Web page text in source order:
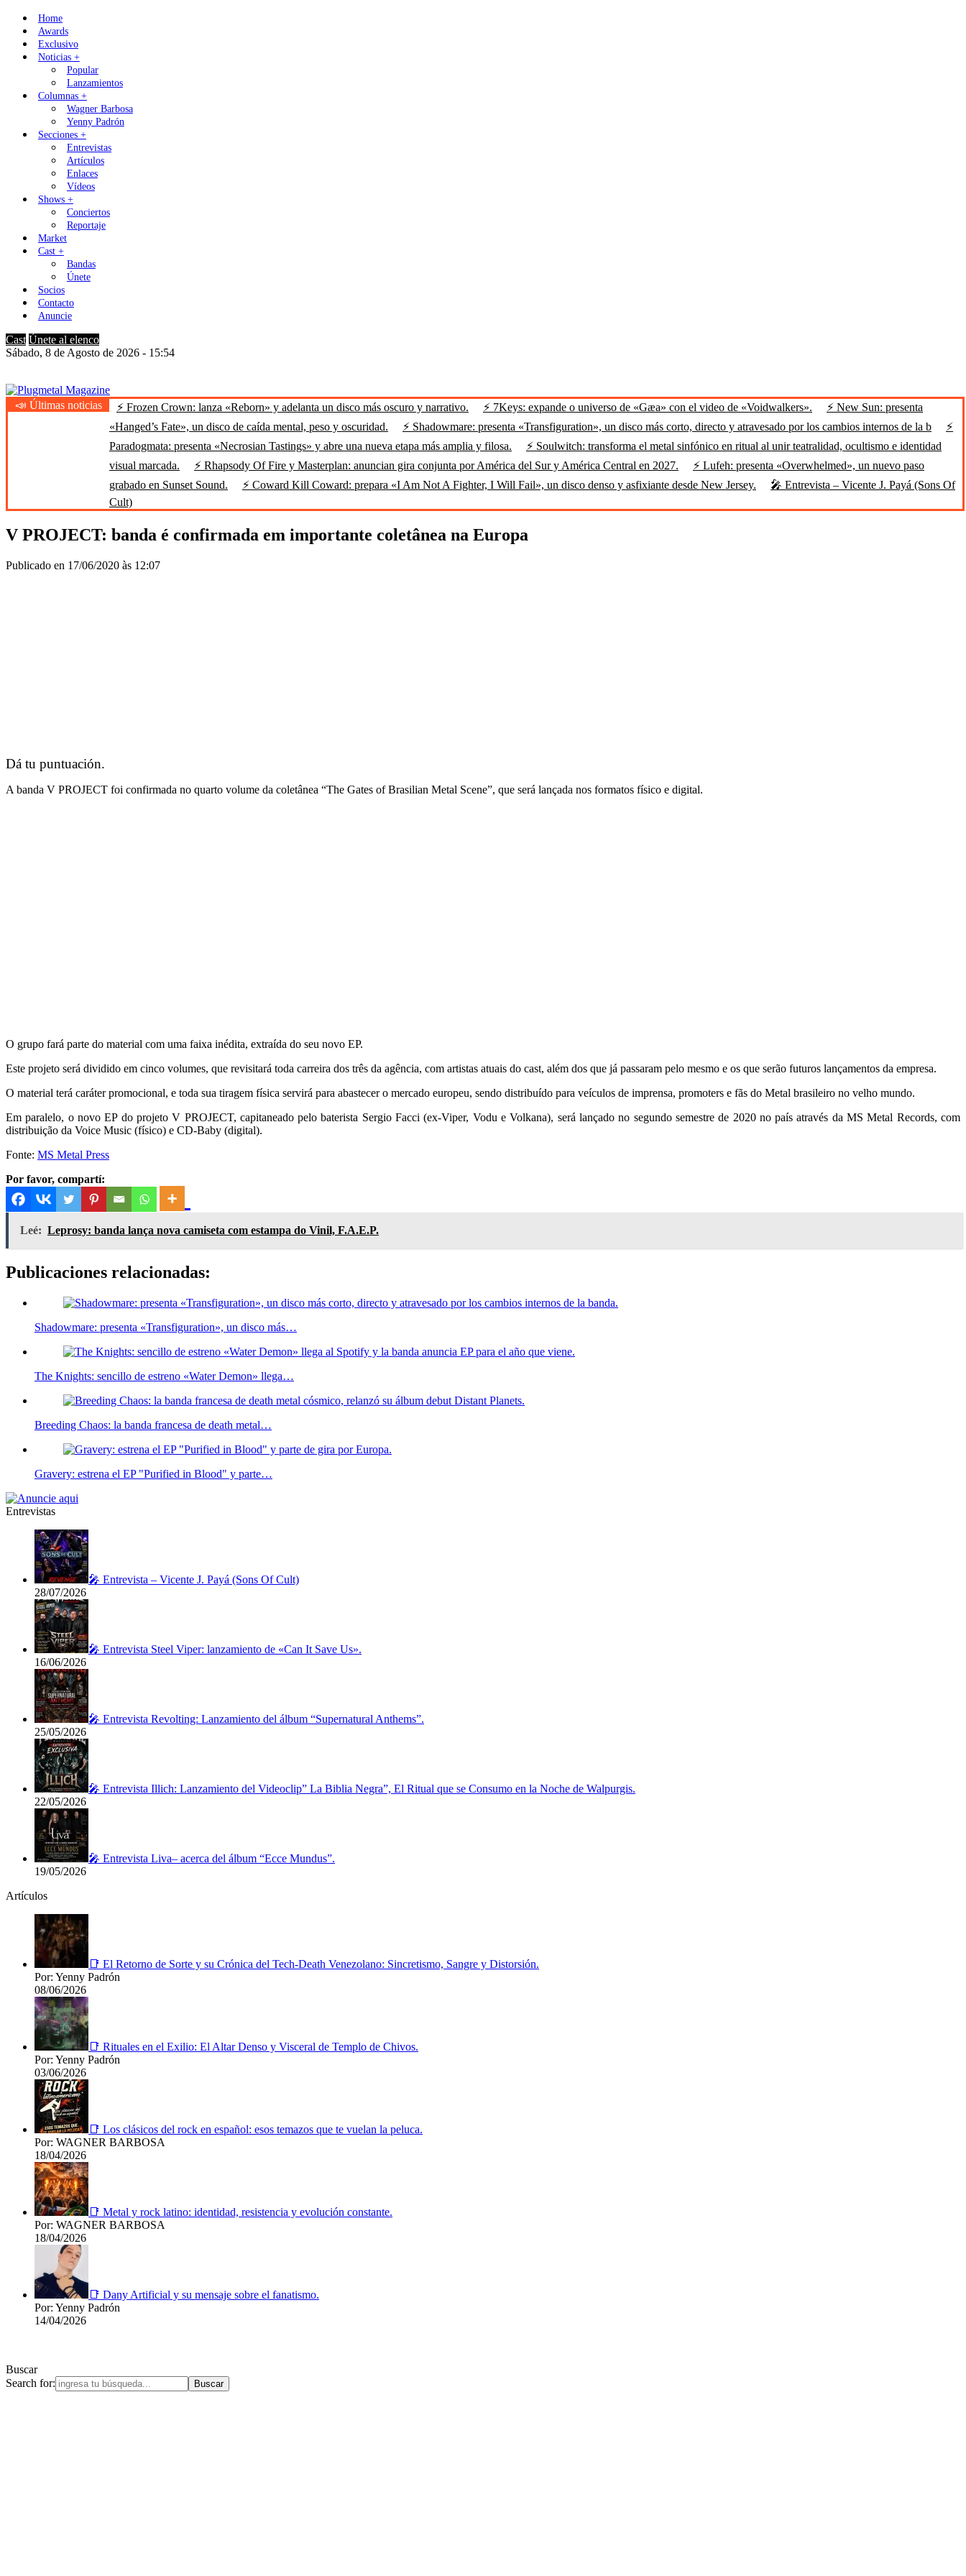
Skip
content
Home
Awards
Exclusivo
Noticias +
Popular
Lanzamientos
Columnas +
Wagner Barbosa
Yenny Padrón
Secciones +
Entrevistas
Artículos
Enlaces
Vídeos
Shows +
Conciertos
Reportaje
Market
Cast +
Bandas
Únete
Socios
Contacto
Anuncie
Cast Únete al elenco
Sábado, 8 de Agosto de 2026 - 15:54
Plugmetal Magazine
Heavy Metal is Life
📣 Últimas noticias ⚡ Frozen Crown: lanza «Reborn» y adelanta un disco más oscuro y narrativo. ⚡ 7Keys: expande o universo de «Gæa» con el video de «Voidwalkers».
⚡ New Sun: presenta
«Hanged’s Fate», un disco de caída mental, peso y oscuridad.
⚡ Shadowmare: presenta «Transfiguration», un disco más corto, directo y atravesado por los cambios internos de la b
⚡
Paradogmata: presenta «Necrosian Tastings» y abre una nueva etapa más amplia y filosa.
⚡ Soulwitch: transforma el metal sinfónico en ritual al unir teatralidad, ocultismo e identidad
visual marcada.
⚡ Rhapsody Of Fire y Masterplan: anuncian gira conjunta por América del Sur y América Central en 2027.
⚡ Lufeh: presenta «Overwhelmed», un nuevo paso
grabado en Sunset Sound.
⚡ Coward Kill Coward: prepara «I Am Not A Fighter, I Will Fail», un disco denso y asfixiante desde New Jersey.
🎤 Entrevista – Vicente J. Payá (Sons Of
Cult)
V PROJECT: banda é confirmada em importante coletânea na Europa
Publicado en 17/06/2020 às 12:07
Dá tu puntuación.
A banda V PROJECT foi confirmada no quarto volume da coletânea “The Gates of Brasilian Metal Scene”, que será lançada nos formatos físico e digital.
O grupo fará parte do material com uma faixa inédita, extraída do seu novo EP.
Este projeto será dividido em cinco volumes, que revisitará toda carreira dos três da agência, com artistas atuais do cast, além dos que já passaram pelo mesmo e os que serão futuros lançamentos da empresa.
O material terá caráter promocional, e toda sua tiragem física servirá para abastecer o mercado europeu, sendo distribuído para veículos de imprensa, promoters e fãs do Metal brasileiro no velho mundo.
Em paralelo, o novo EP do projeto V PROJECT, capitaneado pelo baterista Sergio Facci (ex-Viper, Vodu e Volkana), será lançado no segundo semestre de 2020 no país através da MS Metal Records, com
distribuição da Voice Music (físico) e CD-Baby (digital).
Fonte: MS Metal Press
Por favor, compartí:
Leé: Leprosy: banda lança nova camiseta com estampa do Vinil, F.A.E.P.
Publicaciones relacionadas:
Shadowmare: presenta «Transfiguration», un disco más…
The Knights: sencillo de estreno «Water Demon» llega…
Breeding Chaos: la banda francesa de death metal…
Gravery: estrena el EP "Purified in Blood" y parte…
Entrevistas
🎤 Entrevista – Vicente J. Payá (Sons Of Cult)
28/07/2026
🎤 Entrevista Steel Viper: lanzamiento de «Can It Save Us».
16/06/2026
🎤 Entrevista Revolting: Lanzamiento del álbum “Supernatural Anthems”.
25/05/2026
🎤 Entrevista Illich: Lanzamiento del Videoclip” La Biblia Negra”, El Ritual que se Consumo en la Noche de Walpurgis.
22/05/2026
🎤 Entrevista Liva– acerca del álbum “Ecce Mundus”.
19/05/2026
Artículos
📑 El Retorno de Sorte y su Crónica del Tech-Death Venezolano: Sincretismo, Sangre y Distorsión.
Por: Yenny Padrón
08/06/2026
📑 Rituales en el Exilio: El Altar Denso y Visceral de Templo de Chivos.
Por: Yenny Padrón
03/06/2026
📑 Los clásicos del rock en español: esos temazos que te vuelan la peluca.
Por: WAGNER BARBOSA
18/04/2026
📑 Metal y rock latino: identidad, resistencia y evolución constante.
Por: WAGNER BARBOSA
18/04/2026
📑 Dany Artificial y su mensaje sobre el fanatismo.
Por: Yenny Padrón
14/04/2026
Buscar
Search for: